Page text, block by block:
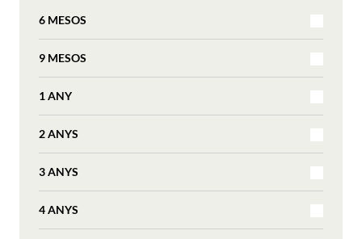
6 MESOS
9 MESOS
1 ANY
2 ANYS
3 ANYS
4 ANYS